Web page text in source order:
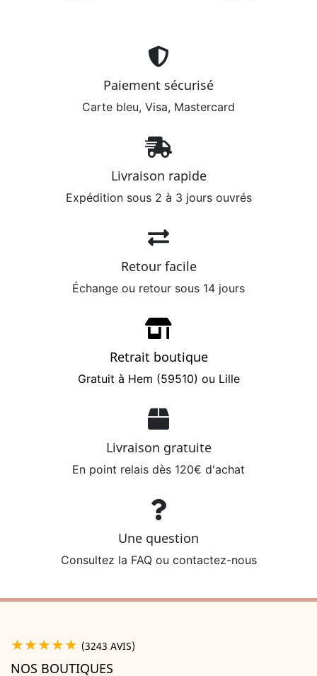
Paiement sécurisé
Carte bleu, Visa, Mastercard
Livraison rapide
Expédition sous 2 à 3 jours ouvrés
Retour facile
Échange ou retour sous 14 jours
Retrait boutique
Gratuit à Hem (59510) ou Lille
Livraison gratuite
En point relais dès 120€ d'achat
Une question
Consultez la FAQ ou contactez-nous
★★★★★ (3243 AVIS)
NOS BOUTIQUES